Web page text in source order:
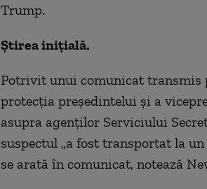
Trump.
Știrea inițială.
Potrivit unui comunicat transmis
protecţia preşedintelui şi a
asupra agenţilor Serviciului
suspectul „a fost transportat la
se arată în comunicat, notează